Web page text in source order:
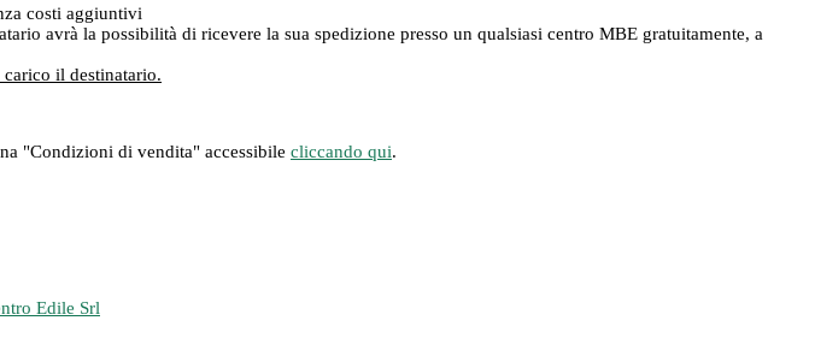
costi aggiuntivi
avrà la possibilità di ricevere la sua spedizione presso un qualsiasi centro MBE gratuitamente, a
il destinatario.
"Condizioni di vendita" accessibile cliccando qui.